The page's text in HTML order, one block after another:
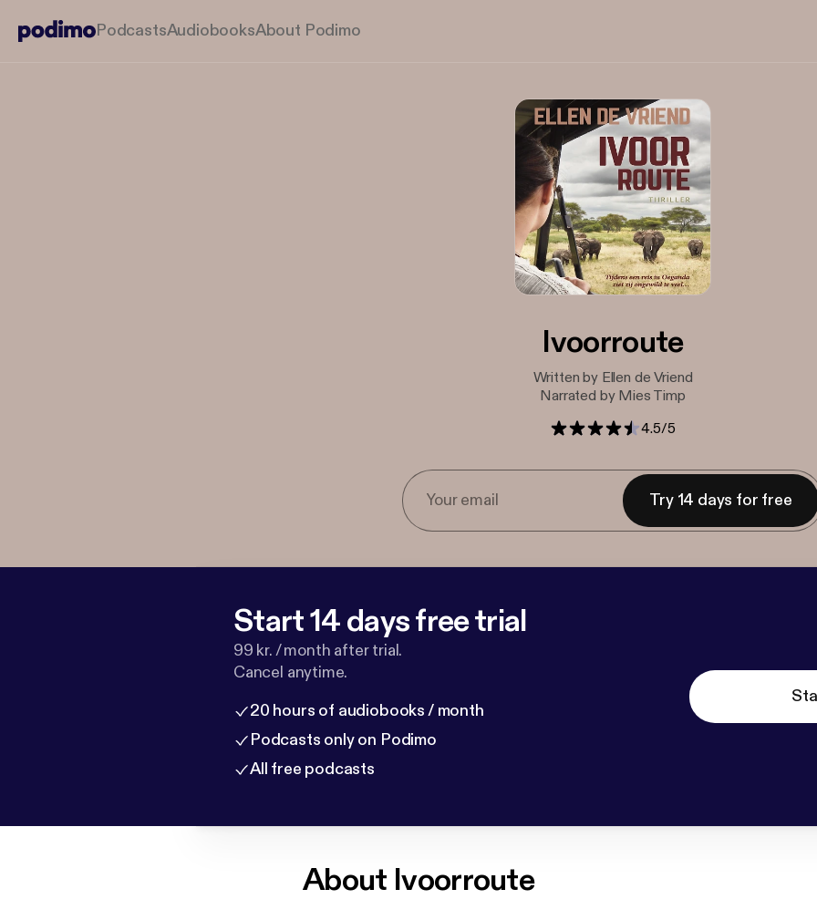
PodcastsAudiobooksAbout Podimo
Ivoorroute
Written by Ellen de Vriend
Narrated by Mies Timp
4.5/5
Try 14 days for free
Start 14 days free trial
99 kr. / month after trial.
Cancel anytime.
20 hours of audiobooks / month
Podcasts only on Podimo
All free podcasts
About Ivoorroute